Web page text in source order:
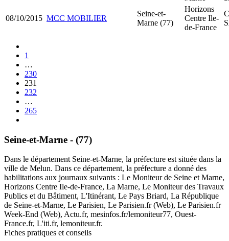
08/10/2015 MCC MOBILIER
Seine-et-
Marne (77)
Horizons
Centre Ile-
de-France
1
…
230
231
232
…
265
Seine-et-Marne - (77)
Dans le département Seine-et-Marne, la préfecture est située dans la
ville de Melun. Dans ce département, la préfecture a donné des
habilitations aux journaux suivants : Le Moniteur de Seine et Marne,
Horizons Centre Ile-de-France, La Marne, Le Moniteur des Travaux
Publics et du Bâtiment, L'Itinérant, Le Pays Briard, La République
de Seine-et-Marne, Le Parisien, Le Parisien.fr (Web), Le Parisien.fr
Week-End (Web), Actu.fr, mesinfos.fr/lemoniteur77, Ouest-
France.fr, L'iti.fr, lemoniteur.fr.
Fiches pratiques et conseils